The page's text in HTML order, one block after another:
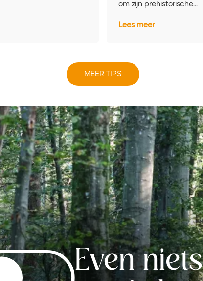
om zijn prehistorische…
Lees meer
MEER TIPS
Even niets